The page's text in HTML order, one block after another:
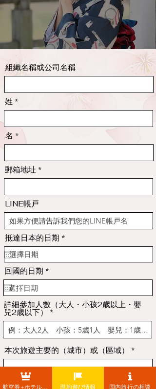
組織名稱或公司名稱
姓
名
郵箱地址
LINE帳戸
抵達日本的日期 *r
e
u
回國的日期 *r
e
u
i
r
詳細參加人數（大人・小孩2歳以上・嬰
兒2歳以下）
本次旅遊主要的（城市）或（區域）
現地遊び情報 国内旅行の相談